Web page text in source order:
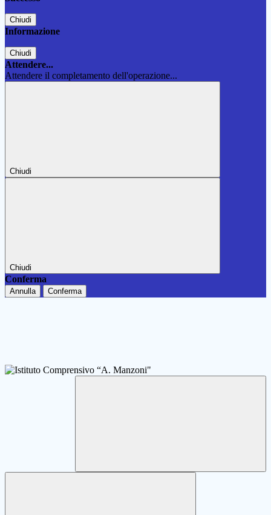
Chiudi
Informazione
Chiudi
Attendere...
Attendere il completamento dell'operazione...
Chiudi
Chiudi
Conferma
Annulla Conferma